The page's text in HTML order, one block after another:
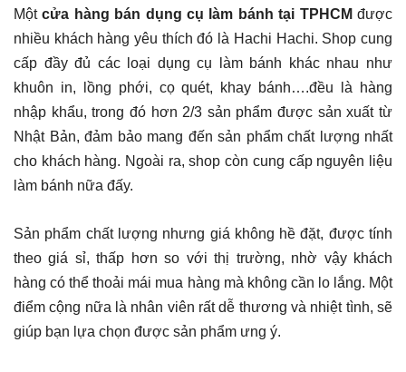
Mộtcửa hàng bán dụng cụ làm bánh tại TPHCM được
nhiều khách hàng yêu thích đó là Hachi Hachi. Shop cung
cấp đầy đủ các loại dụng cụ làm bánh khác nhau như
khuôn in, lồng phới, cọ quét, khay bánh….đều là hàng
nhập khẩu, trong đó hơn 2/3 sản phẩm được sản xuất từ
Nhật Bản, đảm bảo mang đến sản phẩm chất lượng nhất
cho khách hàng. Ngoài ra, shop còn cung cấp nguyên liệu
làm bánh nữa đấy.
Sản phẩm chất lượng nhưng giá không hề đặt, được tính
theo giá sỉ, thấp hơn so với thị trường, nhờ vậy khách
hàng có thể thoải mái mua hàng mà không cần lo lắng. Một
điểm cộng nữa là nhân viên rất dễ thương và nhiệt tình, sẽ
giúp bạn lựa chọn được sản phẩm ưng ý.